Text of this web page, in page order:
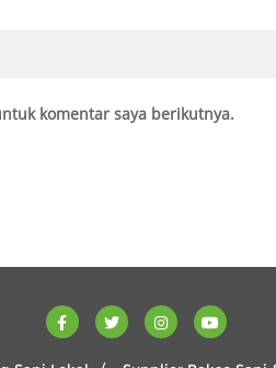
komentar saya berikutnya.